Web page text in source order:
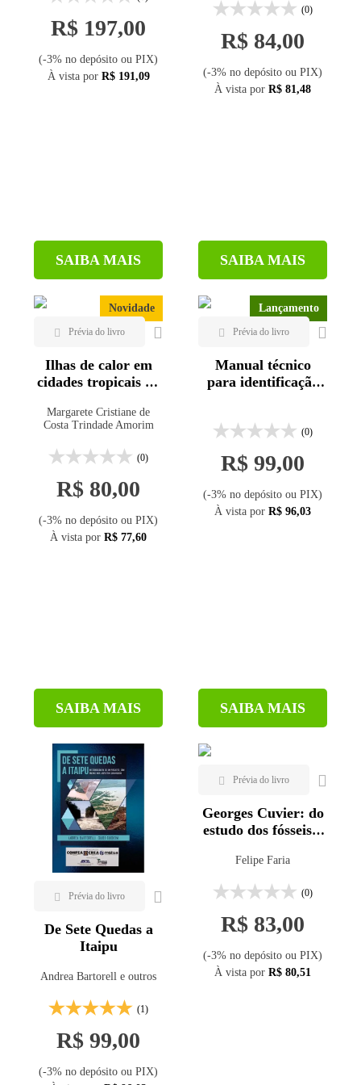
Engeduca (1)
Intersaberes (11)
Peirópolis (1)
Revan (1)
SBGq (1)
Solaris (2)
Terra Virgem (12)
UBU (1)
UFLA (1)
UFPR (3)
R$ 197,00
(-3% no depósito ou PIX)
À vista por R$ 191,09
SAIBA MAIS
(0)
R$ 84,00
(-3% no depósito ou PIX)
À vista por R$ 81,48
SAIBA MAIS
Novidade
Ilhas de calor em
cidades tropicais de
porte: teoria e
prática
Margarete Cristiane de
Costa Trindade Amorim
(0)
R$ 80,00
(-3% no depósito ou PIX)
À vista por R$ 77,60
SAIBA MAIS
Lançamento
Manual técnico
para identificação
(0)
R$ 99,00
(-3% no depósito ou PIX)
À vista por R$ 96,03
SAIBA MAIS
De Sete Quedas a
Itaipu
Andrea Bartorell e outros
(1)
R$ 99,00
(-3% no depósito ou PIX)
Georges Cuvier: do
estudo dos fósseis à
Felipe Faria
(0)
R$ 83,00
(-3% no depósito ou PIX)
À vista por R$ 80,51